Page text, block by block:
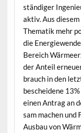
ständi­ger
aktiv. Aus
The­matik mehr
die
Bere­ich
der Anteil
brauch in den
beschei­dene
einen Antrag an
sam machen und
Aus­bau von